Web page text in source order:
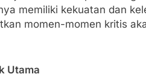
memiliki kekuatan dan
momen-momen kritis
Utama